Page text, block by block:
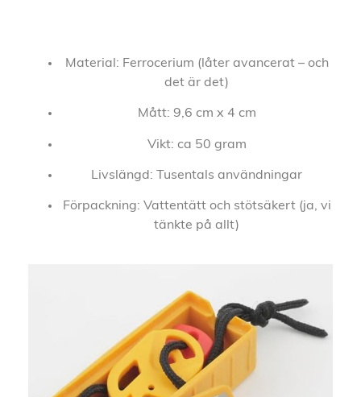
Material: Ferrocerium (låter avancerat – och
det är det)
Mått: 9,6 cm x 4 cm
Vikt: ca 50 gram
Livslängd: Tusentals användningar
Förpackning: Vattentätt och stötsäkert (ja, vi
tänkte på allt)